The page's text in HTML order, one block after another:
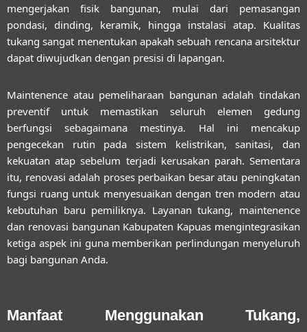
mengerjakan fisik bangunan, mulai dari pemasangan
pondasi, dinding, keramik, hingga instalasi atap. Kualitas
tukang sangat menentukan apakah sebuah rencana arsitektur
dapat diwujudkan dengan presisi di lapangan.
Maintenence atau pemeliharaan bangunan adalah tindakan
preventif untuk memastikan seluruh elemen gedung
berfungsi sebagaimana mestinya. Hal ini mencakup
pengecekan rutin pada sistem kelistrikan, sanitasi, dan
kekuatan atap sebelum terjadi kerusakan parah. Sementara
itu, renovasi adalah proses perbaikan besar atau peningkatan
fungsi ruang untuk menyesuaikan dengan tren modern atau
kebutuhan baru pemiliknya. Layanantukang, maintenence
dan renovasi bangunan Kabupaten Kapuas mengintegrasikan
ketiga aspek ini guna memberikan perlindungan menyeluruh
bagi bangunan Anda.
Manfaat Menggunakan Tukang,